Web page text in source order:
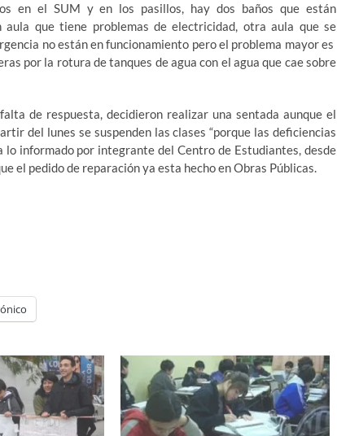
en el SUM y en los pasillos, hay dos baños que están
aula que tiene problemas de electricidad, otra aula que se
no están en funcionamiento pero el problema mayor es
por la rotura de tanques de agua con el agua que cae sobre
de respuesta, decidieron realizar una sentada aunque el
del lunes se suspenden las clases “porque las deficiencias
lo informado por integrante del Centro de Estudiantes, desde
el pedido de reparación ya esta hecho en Obras Públicas.